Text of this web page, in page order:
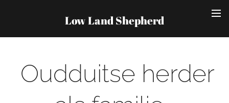
Low Land Shepherd
Oudduitse herder